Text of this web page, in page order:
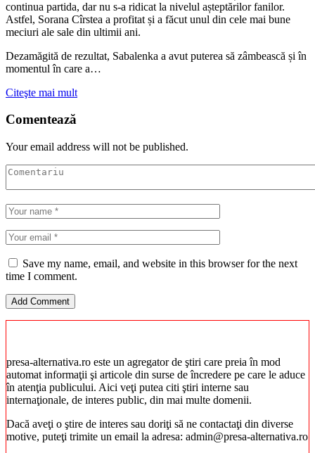
continua partida, dar nu s-a ridicat la nivelul așteptărilor fanilor.
Astfel, Sorana Cîrstea a profitat și a făcut unul din cele mai bune
meciuri ale sale din ultimii ani.
Dezamăgită de rezultat, Sabalenka a avut puterea să zâmbească și în
momentul în care a…
Citeşte mai mult
Comentează
Your email address will not be published.
Save my name, email, and website in this browser for the next
time I comment.
presa-alternativa.ro este un agregator de ştiri care preia în mod
automat informaţii şi articole din surse de încredere pe care le aduce
în atenţia publicului. Aici veţi putea citi ştiri interne sau
internaţionale, de interes public, din mai multe domenii.
Dacă aveţi o ştire de interes sau doriţi să ne contactaţi din diverse
motive, puteţi trimite un email la adresa: admin@presa-alternativa.ro